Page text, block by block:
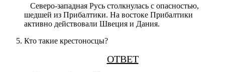
Северо-западная Русь столкнулась с опасностью,
шедшей из Прибалтики. На востоке Прибалтики
активно действовали Швеция и Дания.
Кто такие крестоносцы?
ОТВЕТ